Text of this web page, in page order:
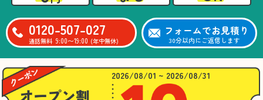
0120-507-027
通話無料 9:00〜19:00 (年中無休)
フォームでお見積り
30分以内にご返信します
2026/08/01 ~ 2026/08/31